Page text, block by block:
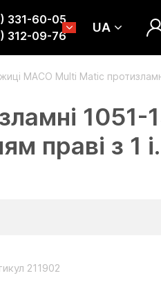
331-60-05
312-09-76
UA
МАСО Multi Matic
1051-
праві з 1
211902